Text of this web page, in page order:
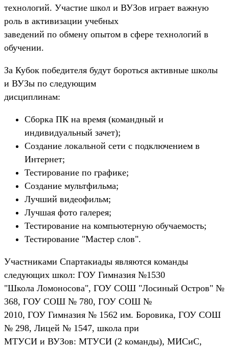
технологий. Участие школ и ВУЗов играет важную
роль в активизации учебных
заведений по обмену опытом в сфере технологий в
обучении.
За Кубок победителя будут бороться активные школы
и ВУЗы по следующим
дисциплинам:
Сборка ПК на время (командный и
индивидуальный зачет);
Создание локальной сети с подключением в
Интернет;
Тестирование по графике;
Создание мультфильма;
Лучший видеофильм;
Лучшая фото галерея;
Тестирование на компьютерную обучаемость;
Тестирование "Мастер слов".
Участниками Спартакиады являются команды
следующих школ: ГОУ Гимназия №1530
"Школа Ломоносова", ГОУ СОШ "Лосиный Остров" №
368, ГОУ СОШ № 780, ГОУ СОШ №
2010, ГОУ Гимназия № 1562 им. Боровика, ГОУ СОШ
№ 298, Лицей № 1547, школа при
МТУСИ и ВУЗов: МТУСИ (2 команды), МИСиС,